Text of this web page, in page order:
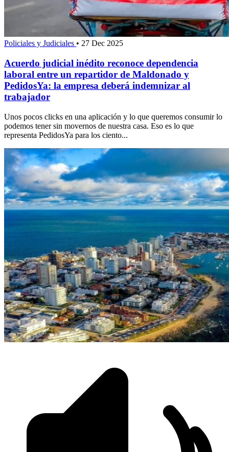
Policiales y Judiciales • 27 Dec 2025
Acuerdo judicial inédito reconoce dependencia
laboral entre un repartidor de Maldonado y
PedidosYa: la empresa deberá indemnizar al
trabajador
Unos pocos clicks en una aplicación y lo que queremos consumir lo
podemos tener sin movernos de nuestra casa. Eso es lo que
representa PedidosYa para los ciento...